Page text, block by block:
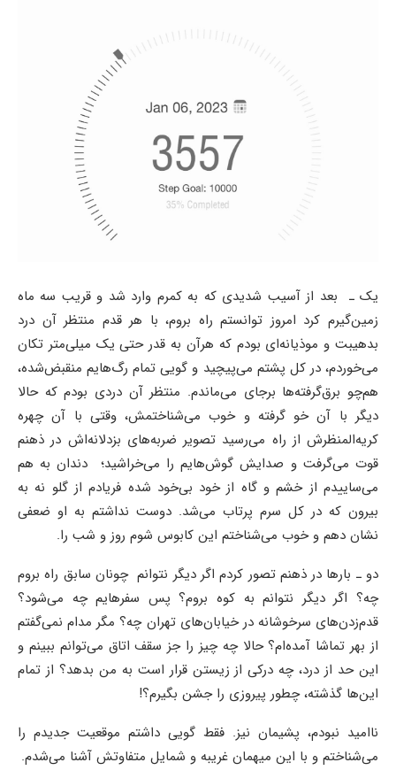
یک ـ بعد از آسیب شدیدی که به کمرم وارد شد و قریب سه ماه
زمین‌گیرم کرد امروز توانستم راه بروم، با هر قدم منتظر آن درد
بدهیبت و موذیانه‌ای بودم که هرآن به قدر حتی یک میلی‌متر تکان
می‌خوردم، در کل پشتم می‌پیچید و گویی تمام رگ‌هایم منقبض‌شده،
هم‌چو برق‌گرفته‌ها برجای می‌ماندم. منتظر آن دردی بودم که حالا
دیگر با آن خو گرفته و خوب می‌شناختمش، وقتی با آن چهره
کریه‌المنظرش از راه می‌رسید تصویر ضربه‌های بزدلانه‌اش در ذهنم
قوت می‌گرفت و صدایش گوش‌هایم را می‌خراشید؛ دندان به هم
می‌ساییدم از خشم و گاه از خود بی‌خود شده فریادم از گلو نه به
بیرون که در کل سرم پرتاب می‌شد. دوست نداشتم به او ضعفی
نشان دهم و خوب می‌شناختم این کابوس شوم روز و شب را.
دو ـ بارها در ذهنم تصور کردم اگر دیگر نتوانم چونان سابق راه بروم
چه؟ اگر دیگر نتوانم به کوه بروم؟ پس سفرهایم چه می‌شود؟
قدم‌زدن‌های سرخوشانه در خیابان‌های تهران چه؟ مگر مدام نمی‌گفتم
از بهر تماشا آمده‌ام؟ حالا چه چیز را جز سقف اتاق می‌توانم ببینم و
این حد از درد، چه درکی از زیستن قرار است به من بدهد؟ از تمام
این‌ها گذشته، چطور پیروزی را جشن بگیرم؟!
ناامید نبودم، پشیمان نیز. فقط گویی داشتم موقعیت جدیدم را
می‌شناختم و با این میهمان غریبه و شمایل متفاوتش آشنا می‌شدم.